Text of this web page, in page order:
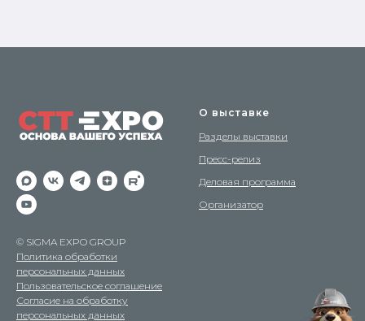
© SIGMA EXPO GROUP
Политика обработки
персональных данных
Пользовательское соглашение
Согласие на обработку
персональных данных
О выставке
Разделы выставки
Пресс-релиз
Деловая программа
Организатор